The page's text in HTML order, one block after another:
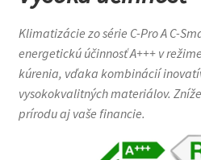
Klimatizácie zo série C-Pro A C-
energetickú účinnosť A+++ v
kúrenia, vďaka kombinácií
vysokokvalitných materiálov.
prírodu aj vaše financie.